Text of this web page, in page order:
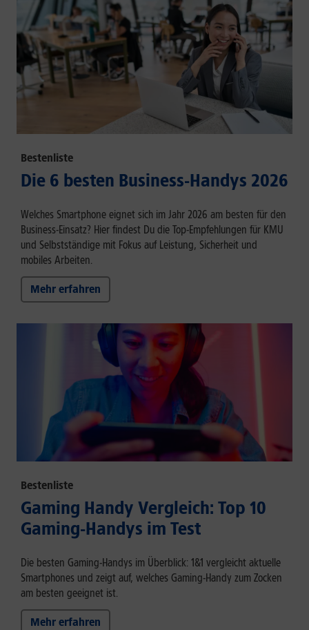
Bestenliste
Die 6 besten Business-Handys 2026
Welches Smartphone eignet sich im Jahr 2026 am besten für den
Business-Einsatz? Hier findest Du die Top-Empfehlungen für KMU
und Selbstständige mit Fokus auf Leistung, Sicherheit und
mobiles Arbeiten.
Mehr erfahren
Bestenliste
Gaming Handy Vergleich: Top 10
Gaming-Handys im Test
Die besten Gaming-Handys im Überblick: 1&1 vergleicht aktuelle
Smartphones und zeigt auf, welches Gaming-Handy zum Zocken
am besten geeignet ist.
Mehr erfahren